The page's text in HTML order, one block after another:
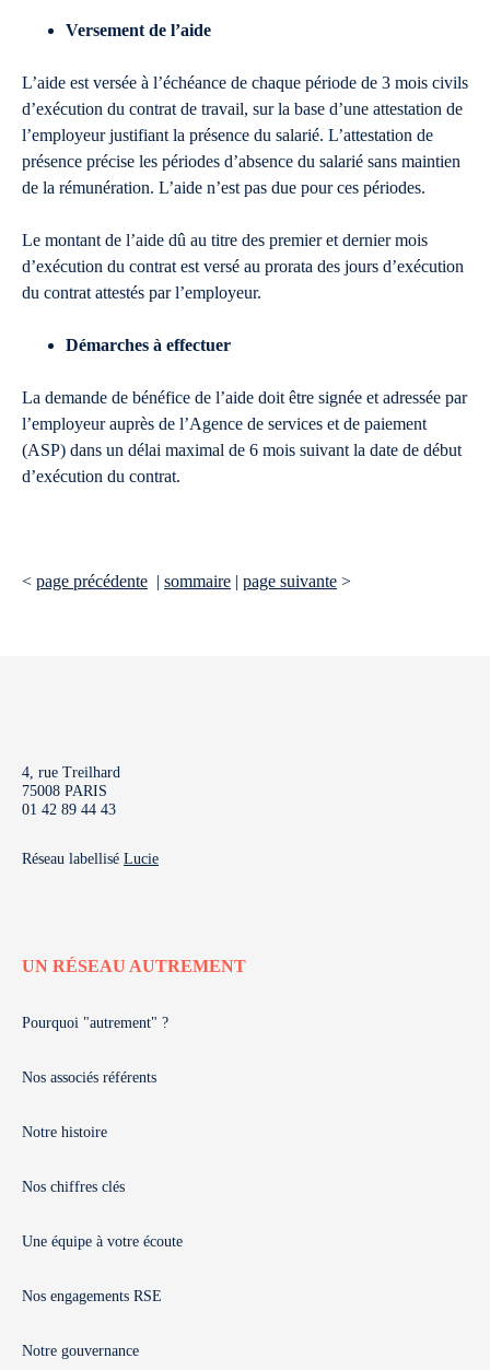
Versement de l’aide
L’aide est versée à l’échéance de chaque période de 3 mois civils
d’exécution du contrat de travail, sur la base d’une attestation de
l’employeur justifiant la présence du salarié. L’attestation de
présence précise les périodes d’absence du salarié sans maintien
de la rémunération. L’aide n’est pas due pour ces périodes.
Le montant de l’aide dû au titre des premier et dernier mois
d’exécution du contrat est versé au prorata des jours d’exécution
du contrat attestés par l’employeur.
Démarches à effectuer
La demande de bénéfice de l’aide doit être signée et adressée par
l’employeur auprès de l’Agence de services et de paiement
(ASP) dans un délai maximal de 6 mois suivant la date de début
d’exécution du contrat.
< page précédente | sommaire | page suivante >
4, rue Treilhard
75008 PARIS
01 42 89 44 43
Réseau labellisé Lucie
UN RÉSEAU AUTREMENT
Pourquoi "autrement" ?
Nos associés référents
Notre histoire
Nos chiffres clés
Une équipe à votre écoute
Nos engagements RSE
Notre gouvernance